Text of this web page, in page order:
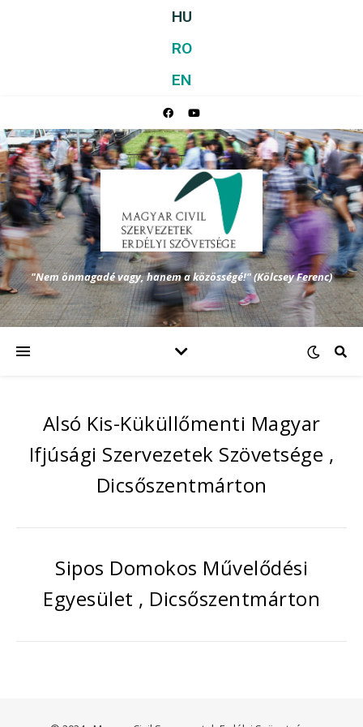
HU
RO
EN
"Nem önmagadé vagy, hanem a közösségé!" (Kölcsey Ferenc)
Alsó Kis-Küküllőmenti Magyar
Ifjúsági Szervezetek Szövetsége ,
Dicsőszentmárton
Sipos Domokos Művelődési
Egyesület , Dicsőszentmárton